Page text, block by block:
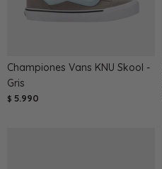
Championes Vans KNU Skool -
Gris
$ 5.990